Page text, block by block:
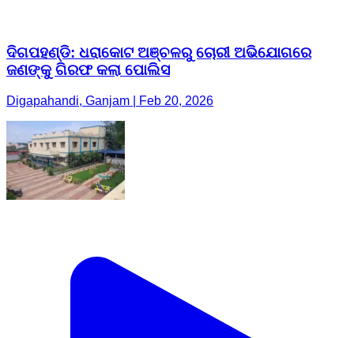
ଦିଗପହଣ୍ଡି: ଧରାକୋଟ ଅଞ୍ଚଳରୁ ଚୋରୀ ଅଭିଯୋଗରେ
ଜଣଙ୍କୁ ଗିରଫ କଲା ପୋଲିସ
Digapahandi, Ganjam | Feb 20, 2026